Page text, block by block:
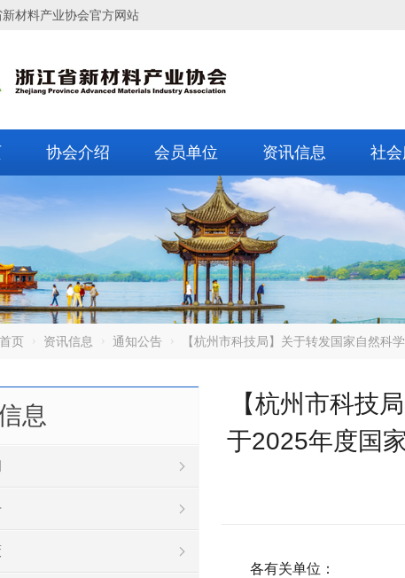
材料产业协会官方网站
协会介绍 会员单位 资讯信息 社
首页 资讯信息 通知公告 【杭州市科技局】关于转发国家自然科
【杭州市科技
于2025年度国
各有关单位：
息